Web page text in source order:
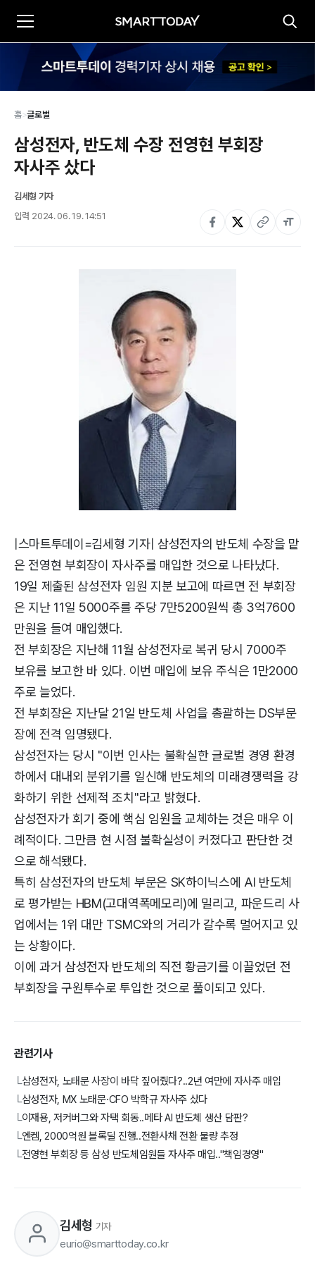
홈>글로벌
삼성전자, 반도체 수장 전영현 부회장
자사주 샀다
김세형 기자
입력 2024. 06. 19. 14:51
|스마트투데이=김세형 기자| 삼성전자의 반도체 수장을 맡
은 전영현 부회장이 자사주를 매입한 것으로 나타났다.
19일 제출된 삼성전자 임원 지분 보고에 따르면 전 부회장
은 지난 11일 5000주를 주당 7만5200원씩 총 3억7600
만원을 들여 매입했다.
전 부회장은 지난해 11월 삼성전자로 복귀 당시 7000주
보유를 보고한 바 있다. 이번 매입에 보유 주식은 1만2000
주로 늘었다.
전 부회장은 지난달 21일 반도체 사업을 총괄하는 DS부문
장에 전격 임명됐다.
삼성전자는 당시 "이번 인사는 불확실한 글로벌 경영 환경
하에서 대내외 분위기를 일신해 반도체의 미래경쟁력을 강
화하기 위한 선제적 조치"라고 밝혔다.
삼성전자가 회기 중에 핵심 임원을 교체하는 것은 매우 이
례적이다. 그만큼 현 시점 불확실성이 커졌다고 판단한 것
으로 해석됐다.
특히 삼성전자의 반도체 부문은 SK하이닉스에 AI 반도체
로 평가받는 HBM(고대역폭메모리)에 밀리고, 파운드리 사
업에서는 1위 대만 TSMC와의 거리가 갈수록 멀어지고 있
는 상황이다.
이에 과거 삼성전자 반도체의 직전 황금기를 이끌었던 전
부회장을 구원투수로 투입한 것으로 풀이되고 있다.
관련기사
└삼성전자, 노태문 사장이 바닥 짚어줬다?..2년 여만에 자사주 매입
└삼성전자, MX 노태문·CFO 박학규 자사주 샀다
└이재용, 저커버그와 자택 회동..메타 AI 반도체 생산 담판?
└엔켐, 2000억원 블록딜 진행..전환사채 전환 물량 추정
└전영현 부회장 등 삼성 반도체임원들 자사주 매입.."책임경영"
김세형 기자
eurio@smarttoday.co.kr